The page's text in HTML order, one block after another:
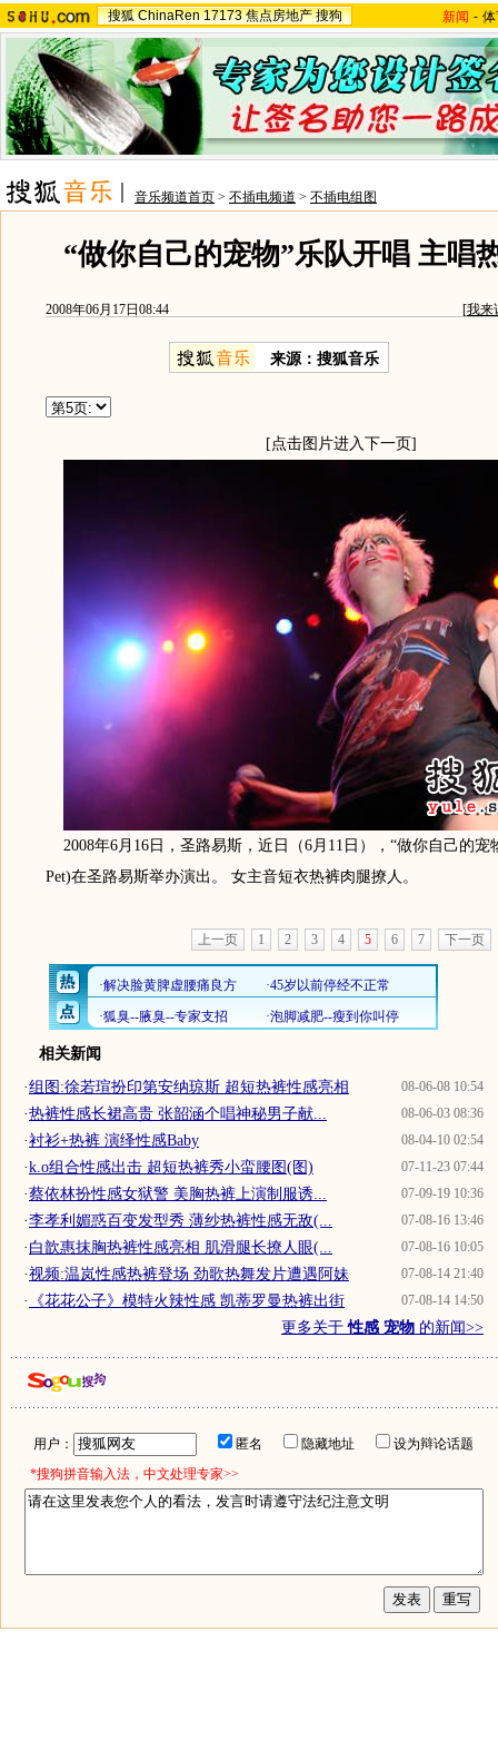
搜狐 ChinaRen 17173 焦点房地产 搜狗 新闻 -
音乐频道首页 > 不插电频道 > 不插电组图
“做你自己的宠物”乐队开唱 主唱
2008年06月17日08:44 [我来
来源：搜狐音乐
[点击图片进入下一页]
2008年6月16日，圣路易斯，近日（6月11日），“做你自己的宠
Pet)在圣路易斯举办演出。 女主音短衣热裤肉腿撩人。
上一页 1 2 3 4 5 6 7 下一页
相关新闻
08-06-08 10:54
·组图:徐若瑄扮印第安纳琼斯 超短热裤性感亮相
08-06-03 08:36
·热裤性感长裙高贵 张韶涵个唱神秘男子献...
08-04-10 02:54
·衬衫+热裤 演绎性感Baby
07-11-23 07:44
·k.o组合性感出击 超短热裤秀小蛮腰图(图)
07-09-19 10:36
·蔡依林扮性感女狱警 美胸热裤上演制服诱...
07-08-16 13:46
·李孝利媚惑百变发型秀 薄纱热裤性感无敌(...
07-08-16 10:05
·白歆惠抹胸热裤性感亮相 肌滑腿长撩人眼(...
07-08-14 21:40
·视频:温岚性感热裤登场 劲歌热舞发片遭遇阿妹
07-08-14 14:50
·
《花花公子》模特火辣性感 凯蒂罗曼热裤出街
更多关于性感 宠物 的新闻>>
用户： 匿名 隐藏地址
设为辩论话题
*搜狗拼音输入法，中文处理专家>>